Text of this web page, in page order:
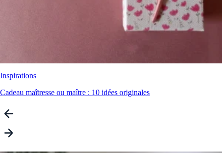
Inspirations
Cadeau maîtresse ou maître : 10 idées originales